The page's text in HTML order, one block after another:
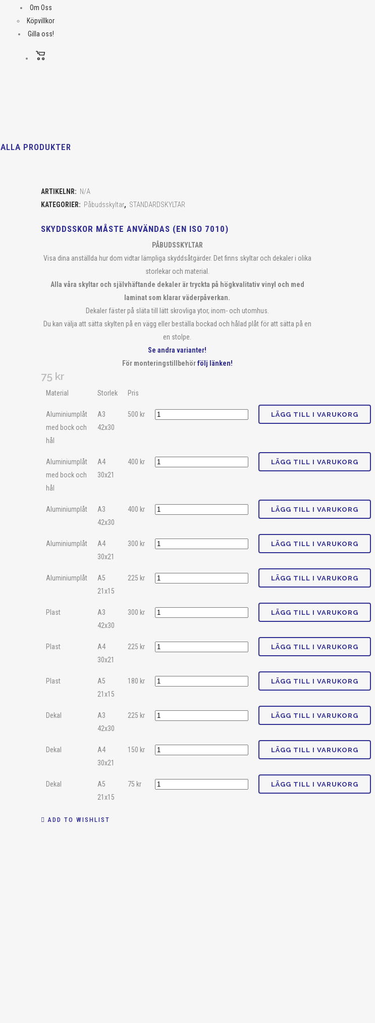
Om Oss
Köpvillkor
Gilla oss!
ALLA PRODUKTER
ARTIKELNR: N/A
KATEGORIER: Påbudsskyltar, STANDARDSKYLTAR
SKYDDSSKOR MÅSTE ANVÄNDAS (EN ISO 7010)
PÅBUDSSKYLTAR
Visa dina anställda hur dom vidtar lämpliga skyddsåtgärder. Det finns skyltar och dekaler i olika
storlekar och material.
Alla våra skyltar och självhäftande dekaler är tryckta på högkvalitativ vinyl och med
laminat som klarar väderpåverkan.
Dekaler fäster på släta till lätt skrovliga ytor, inom- och utomhus.
Du kan välja att sätta skylten på en vägg eller beställa bockad och hålad plåt för att sätta på en
en stolpe.
Se andra varianter!
För monteringstillbehörfölj länken!
75 kr
Material Storlek Pris
Aluminiumplåt
med bock och
hål
A3
42x30
500 kr LÄGG TILL I VARUKORG
Aluminiumplåt
med bock och
hål
A4
30x21
400 kr LÄGG TILL I VARUKORG
Aluminiumplåt
A3
42x30
400 kr LÄGG TILL I VARUKORG
Aluminiumplåt
A4
30x21
300 kr LÄGG TILL I VARUKORG
Aluminiumplåt
A5
21x15
225 kr LÄGG TILL I VARUKORG
Plast
A3
42x30
300 kr LÄGG TILL I VARUKORG
Plast
A4
30x21
225 kr LÄGG TILL I VARUKORG
Plast
A5
21x15
180 kr LÄGG TILL I VARUKORG
Dekal
A3
42x30
225 kr LÄGG TILL I VARUKORG
Dekal
A4
30x21
150 kr LÄGG TILL I VARUKORG
Dekal
A5
21x15
75 kr LÄGG TILL I VARUKORG
ADD TO WISHLIST